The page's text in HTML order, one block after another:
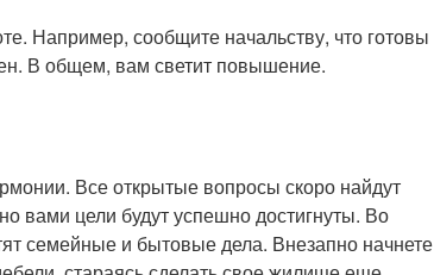
Например, сообщите начальству, что готовы
В общем, вам светит повышение.
Все открытые вопросы скоро найдут
вами цели будут успешно достигнуты. Во
семейные и бытовые дела. Внезапно начнете